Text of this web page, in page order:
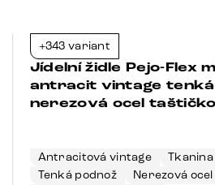
+343 variant
Jídelní židle Pejo-Flex
antracit vintage
nerezová ocel
Antracitová vintage
Tenká podnož
Nerezová